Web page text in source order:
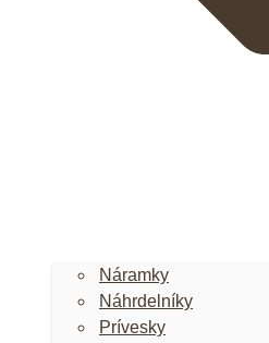
Náramky
Náhrdelníky
Prívesky